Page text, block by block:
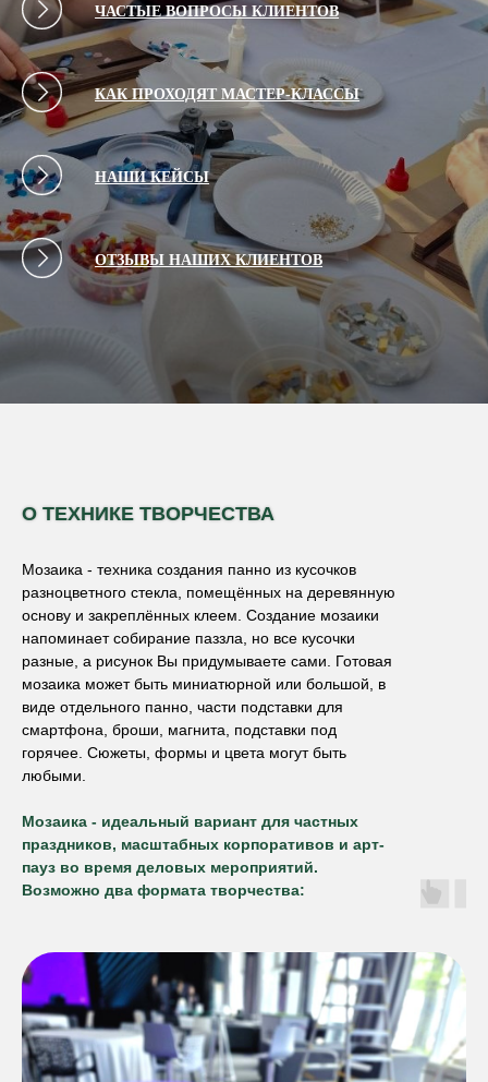
ЧАСТЫЕ ВОПРОСЫ КЛИЕНТОВ
КАК ПРОХОДЯТ МАСТЕР-КЛАССЫ
НАШИ КЕЙСЫ
ОТЗЫВЫ НАШИХ КЛИЕНТОВ
О ТЕХНИКЕ ТВОРЧЕСТВА
Мозаика - техника создания панно из кусочков
разноцветного стекла, помещённых на деревянную
основу и закреплённых клеем. Создание мозаики
напоминает собирание паззла, но все кусочки
разные, а рисунок Вы придумываете сами. Готовая
мозаика может быть миниатюрной или большой, в
виде отдельного панно, части подставки для
смартфона, броши, магнита, подставки под
горячее. Сюжеты, формы и цвета могут быть
любыми.
Мозаика - идеальный вариант для частных
праздников, масштабных корпоративов и арт-
пауз во время деловых мероприятий.
Возможно два формата творчества: